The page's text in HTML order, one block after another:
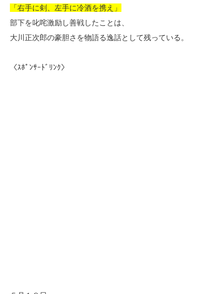
「右手に剣、左手に冷酒を携え」
部下を叱咤激励し善戦したことは、
大川正次郎の豪胆さを物語る逸話として残っている。
〈ｽﾎﾟﾝｻｰﾄﾞﾘﾝｸ〉